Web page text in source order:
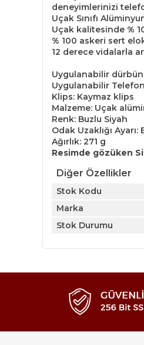
deneyimlerinizi
Uçak Sınıfı
Uçak kalitesinde %
% 100 askeri sert
12 derece vidalarla
Uygulanabilir
Uygulanabilir
Klips: Kaymaz klips
Malzeme: Uçak
Renk: Buzlu Siyah
Odak Uzaklığı Ayarı:
Ağırlık: 271 g
Resimde gözüken
Diğer Özellikler
Stok Kodu
Marka
Stok Durumu